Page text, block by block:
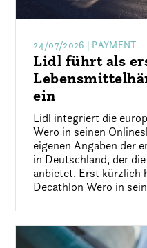
24/07/2026 | PAYMENT
Lidl führt als
ein
Lidl integriert die
Wero in seinen
eigenen Angaben der
in Deutschland, der
anbietet. Erst kürzlich
Decathlon Wero in